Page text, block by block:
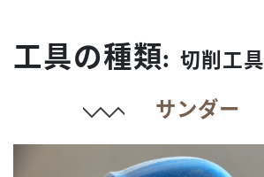
工具の種類: 切削工具
サンダー